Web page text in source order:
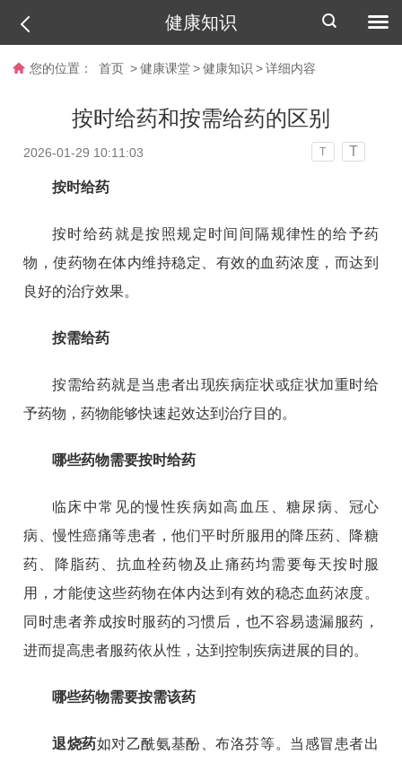
健康知识
您的位置： 首页 > 健康课堂 > 健康知识 > 详细内容
按时给药和按需给药的区别
2026-01-29 10:11:03 T T
按时给药
按时给药就是按照规定时间间隔规律性的给予药
物，使药物在体内维持稳定、有效的血药浓度，而达到
良好的治疗效果。
按需给药
按需给药就是当患者出现疾病症状或症状加重时给
予药物，药物能够快速起效达到治疗目的。
哪些药物需要按时给药
临床中常见的慢性疾病如高血压、糖尿病、冠心
病、慢性癌痛等患者，他们平时所服用的降压药、降糖
药、降脂药、抗血栓药物及止痛药均需要每天按时服
用，才能使这些药物在体内达到有效的稳态血药浓度。
同时患者养成按时服药的习惯后，也不容易遗漏服药，
进而提高患者服药依从性，达到控制疾病进展的目的。
哪些药物需要按需该药
退烧药如对乙酰氨基酚、布洛芬等。当感冒患者出